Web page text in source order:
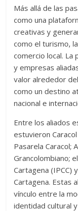
Más allá de las
como una
creativas y
como el turismo,
comercio local.
y empresas
valor alrededor
como un destino
nacional e
Entre los aliados
estuvieron
Pasarela Caracol;
Grancolombiano;
Cartagena (IPCC)
Cartagena. Estas
vínculo entre la
identidad cultural